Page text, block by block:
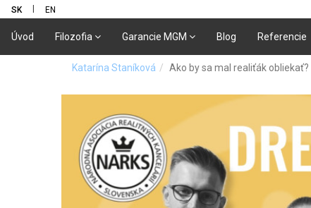
SK EN
Úvod Filozofia Garancie MGM Blog Referencie
Katarína Staníková Ako by sa mal realiťák obliekať?